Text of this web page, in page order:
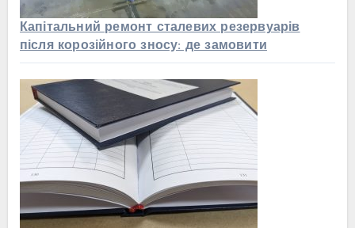
Капітальний ремонт сталевих резервуарів
після корозійного зносу: де замовити